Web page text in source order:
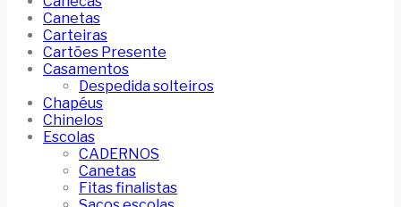
Canetas
Carteiras
Cartões Presente
Casamentos
Despedida solteiros
Chapéus
Chinelos
Escolas
CADERNOS
Canetas
Fitas finalistas